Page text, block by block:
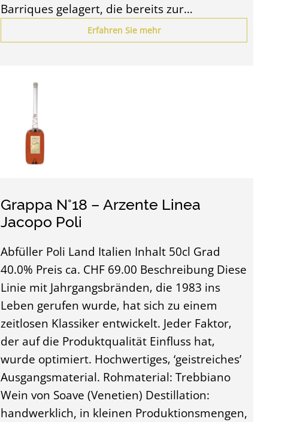
Barriques gelagert, die bereits zur…
Erfahren Sie mehr
Grappa N°18 – Arzente Linea
Jacopo Poli
Abfüller Poli Land Italien Inhalt 50cl Grad
40.0% Preis ca. CHF 69.00 Beschreibung Diese
Linie mit Jahrgangsbränden‚ die 1983 ins
Leben gerufen wurde‚ hat sich zu einem
zeitlosen Klassiker entwickelt. Jeder Faktor‚
der auf die Produktqualität Einfluss hat‚
wurde optimiert. Hochwertiges‚ ‘geistreiches’
Ausgangsmaterial. Rohmaterial: Trebbiano
Wein von Soave (Venetien) Destillation:
handwerklich, in kleinen Produktionsmengen,